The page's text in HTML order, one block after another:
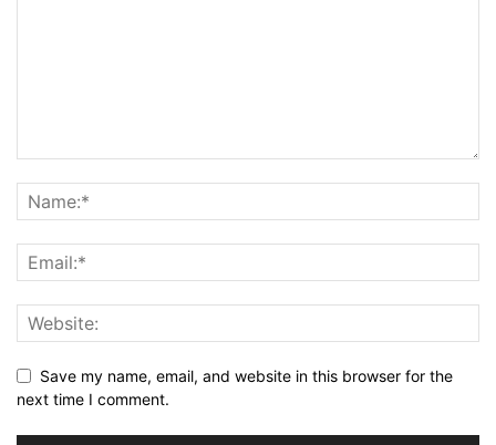
Save my name, email, and website in this browser for the
next time I comment.